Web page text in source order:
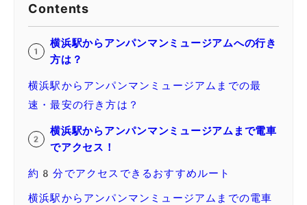
Contents
横浜駅からアンパンマンミュージアムへの行き
方は？
横浜駅からアンパンマンミュージアムまでの最
速・最安の行き方は？
横浜駅からアンパンマンミュージアムまで電車
でアクセス！
約8分でアクセスできるおすすめルート
横浜駅からアンパンマンミュージアムまでの電車